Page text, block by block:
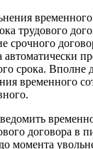
трудового
срочного
автоматически
срока. Вполне
временного
договора в
момента